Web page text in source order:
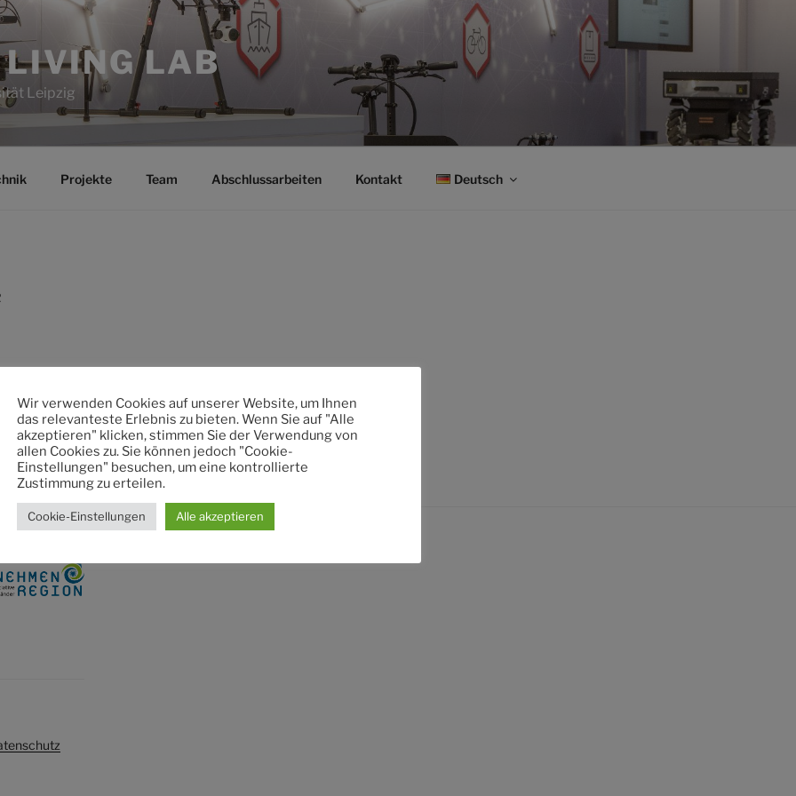
LIVING LAB
Leipzig
Projekte Team Abschlussarbeiten Kontakt Deutsch
Wir verwenden Cookies auf unserer Website, um Ihnen
das relevanteste Erlebnis zu bieten. Wenn Sie auf "Alle
akzeptieren" klicken, stimmen Sie der Verwendung von
allen Cookies zu. Sie können jedoch "Cookie-
Einstellungen" besuchen, um eine kontrollierte
Zustimmung zu erteilen.
Cookie-Einstellungen Alle akzeptieren